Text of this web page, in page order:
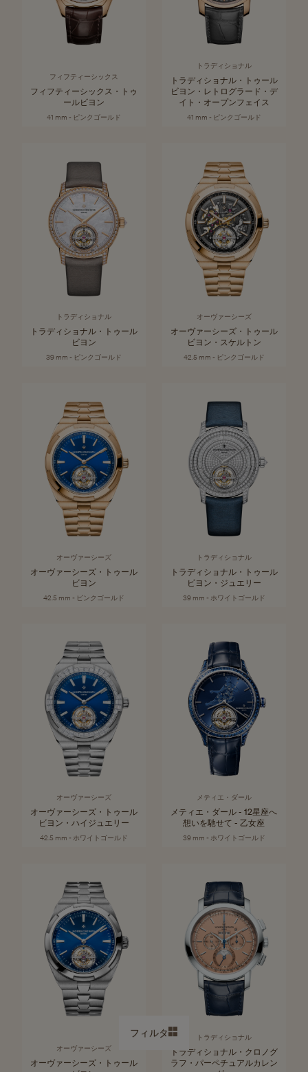
フィルタ
フィフティーシックス
フィフティーシックス・トゥ
ールビヨン
41 mm - ピンクゴールド
トラディショナル
トラディショナル・トゥール
ビヨン・レトログラード・デ
イト・オープンフェイス
41 mm - ピンクゴールド
トラディショナル
トラディショナル・トゥール
ビヨン
39 mm - ピンクゴールド
オーヴァーシーズ
オーヴァーシーズ・トゥール
ビヨン・スケルトン
42.5 mm - ピンクゴールド
オーヴァーシーズ
オーヴァーシーズ・トゥール
ビヨン
42.5 mm - ピンクゴールド
トラディショナル
トラディショナル・トゥール
ビヨン・ジュエリー
39 mm - ホワイトゴールド
オーヴァーシーズ
オーヴァーシーズ・トゥール
ビヨン・ハイジュエリー
42.5 mm - ホワイトゴールド
メティエ・ダール
メティエ・ダール - 12星座へ
想いを馳せて - 乙女座
39 mm - ホワイトゴールド
オーヴァーシーズ
オーヴァーシーズ・トゥール
トラディショナル
トラディショナル・クロノグ
ラフ・パーペチュアルカレン